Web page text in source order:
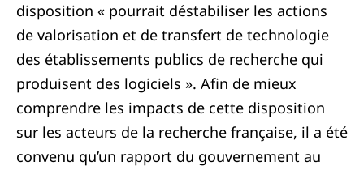
disposition « pourrait déstabiliser les actions
de valorisation et de transfert de technologie
des établissements publics de recherche qui
produisent des logiciels ». Afin de mieux
comprendre les impacts de cette disposition
sur les acteurs de la recherche française, il a été
convenu qu’un rapport du gouvernement au